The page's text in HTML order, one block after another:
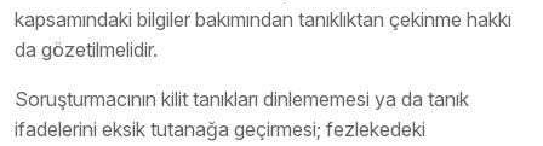
kapsamındaki bilgiler bakımından tanıklıktan çekinme hakkı
da gözetilmelidir.
Soruşturmacının kilit tanıkları dinlememesi ya da tanık
ifadelerini eksik tutanağa geçirmesi; fezlekedeki